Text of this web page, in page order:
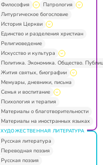
Философия
Патрология
Литургическое богословие
История Церкви
Единство и разделения христиан
Религиоведение
Искусство и культура
Политика. Экономика. Общество.
Жития святых, биографии
Мемуары, дневники, письма
Семья и воспитание
Психология и терапия
Материалы о благотворительности
Материалы на иностранных языках
ХУДОЖЕСТВЕННАЯ ЛИТЕРАТУРА
Русская литература
Переводная поэзия
Русская поэзия